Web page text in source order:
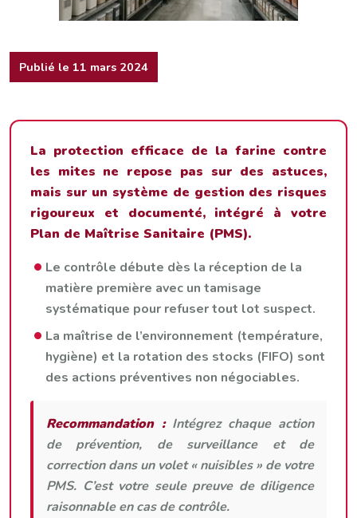
Publié le 11 mars 2024
La protection efficace de la farine contre
les mites ne repose pas sur des astuces,
mais sur un système de gestion des risques
rigoureux et documenté, intégré à votre
Plan de Maîtrise Sanitaire (PMS).
Le contrôle débute dès la réception de la
matière première avec un tamisage
systématique pour refuser tout lot suspect.
La maîtrise de l’environnement (température,
hygiène) et la rotation des stocks (FIFO) sont
des actions préventives non négociables.
Recommandation :Intégrez chaque action
de prévention, de surveillance et de
correction dans un volet « nuisibles » de votre
PMS. C’est votre seule preuve de diligence
raisonnable en cas de contrôle.